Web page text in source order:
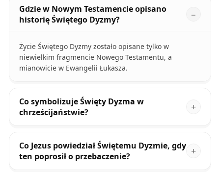
Gdzie w Nowym Testamencie opisano
historię Świętego Dyzmy?
Życie Świętego Dyzmy zostało opisane tylko w
niewielkim fragmencie Nowego Testamentu, a
mianowicie w Ewangelii Łukasza.
Co symbolizuje Święty Dyzma w
chrześcijaństwie?
Co Jezus powiedział Świętemu Dyzmie, gdy
ten poprosił o przebaczenie?